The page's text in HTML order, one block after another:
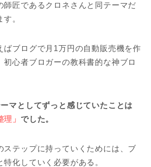
師匠であるクロネさんと同テーマだ
。
ばブログで月1万円の自動販売機を作
初心者ブロガーの教科書的な神ブロ
マとしてずっと感じていたことは
理」 でした。
ステップに持っていくためには、ブ
特化していく必要がある。